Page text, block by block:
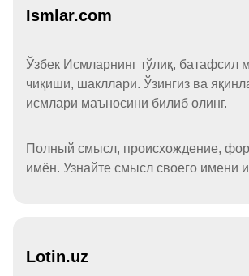
Ismlar.com
Ўзбек Исмларнинг тўлиқ, батафсил
чиқиши, шакллари. Ўзингиз ва
исмлари маъносини билиб олинг.
Полный смысл, происхождение,
имён. Узнайте смысл своего имени
Lotin.uz